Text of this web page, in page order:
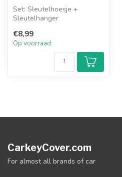
Set: Sleutelhoesje +
Sleutelhanger
€8,99
Op voorraad
CarkeyCover.com
For almost all brands of car